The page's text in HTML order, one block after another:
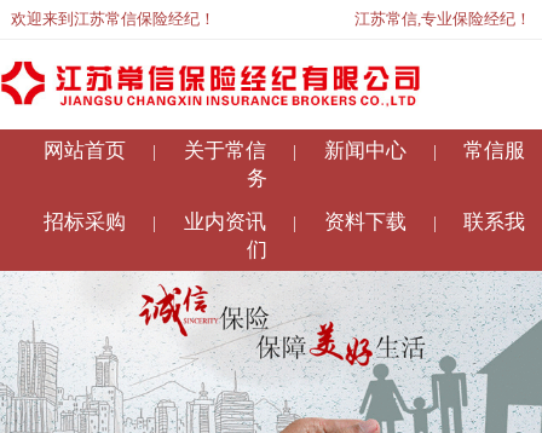
欢迎来到江苏常信保险经纪！ 江苏常信,专业保险经纪！
网站首页 关于常信 新闻中心
常信服
务
招标采购
| 业内资讯 | 资料下载 |
联系我
们